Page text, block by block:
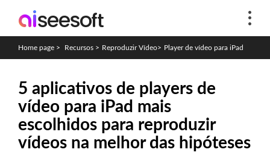
Home page > Recursos > Reproduzir Vídeo> Player de vídeo para iPad
5 aplicativos de players de
vídeo para iPad mais
escolhidos para reproduzir
vídeos na melhor das hipóteses